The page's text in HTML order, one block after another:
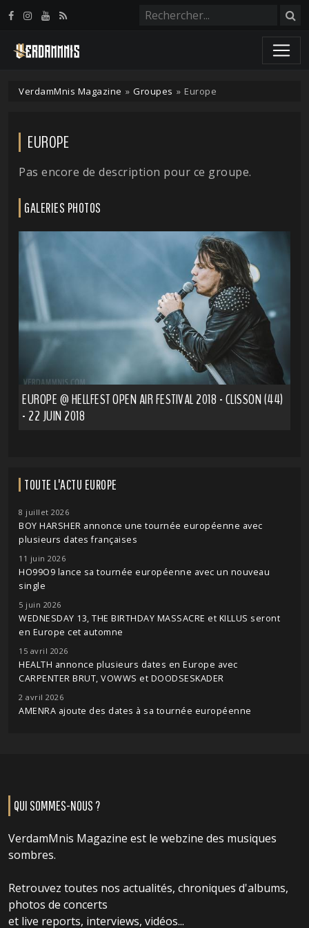
VerdamMnis Magazine » Groupes » Europe
EUROPE
Pas encore de description pour ce groupe.
GALERIES PHOTOS
EUROPE @ HELLFEST OPEN AIR FESTIVAL 2018 - CLISSON (44)
- 22 JUIN 2018
TOUTE L'ACTU EUROPE
8 juillet 2026
BOY HARSHER annonce une tournée européenne avec
plusieurs dates françaises
11 juin 2026
HO99O9 lance sa tournée européenne avec un nouveau
single
5 juin 2026
WEDNESDAY 13, THE BIRTHDAY MASSACRE et KILLUS seront
en Europe cet automne
15 avril 2026
HEALTH annonce plusieurs dates en Europe avec
CARPENTER BRUT, VOWWS et DOODSESKADER
2 avril 2026
AMENRA ajoute des dates à sa tournée européenne
QUI SOMMES-NOUS ?
VerdamMnis Magazine est le webzine des musiques
sombres.
Retrouvez toutes nos actualités, chroniques d'albums,
photos de concerts
et live reports, interviews, vidéos...
Panneau de gestion des cookies